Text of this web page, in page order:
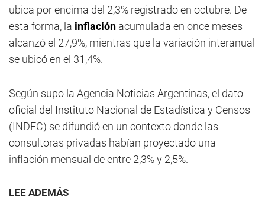
ubica por encima del 2,3% registrado en octubre. De
esta forma, la inflación acumulada en once meses
alcanzó el 27,9%, mientras que la variación interanual
se ubicó en el 31,4%.
Según supo la Agencia Noticias Argentinas, el dato
oficial del Instituto Nacional de Estadística y Censos
(INDEC) se difundió en un contexto donde las
consultoras privadas habían proyectado una
inflación mensual de entre 2,3% y 2,5%.
LEE ADEMÁS